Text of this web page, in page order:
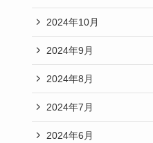
2024年10月
2024年9月
2024年8月
2024年7月
2024年6月